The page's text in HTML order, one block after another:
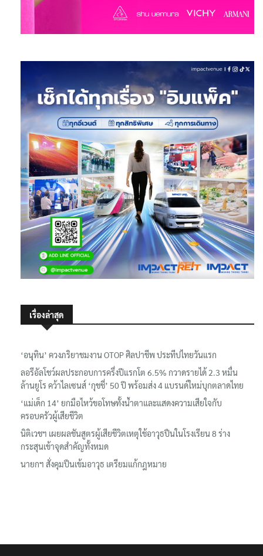
เรื่องล่าสุด
‘อนุทิน’ ควงภริยาชมงาน OTOP ศิลปาชีพ ประทีปไทยวันแรก
ลอรีอัลโชว์ผลประกอบการครึ่งปีแรกโต 6.5% กวาดรายได้ 2.3 หมื่น
ล้านยูโร คว้าไลเซนส์ ‘กุชชี่’ 50 ปี พร้อมส่ง 4 แบรนด์ใหม่บุกตลาดไทย
‘แม่เด็ก 14’ ยกมือไหว้ขอโทษทั้งน้ำตาและแสดงความเสียใจกับ
ครอบครัวผู้เสียชีวิต
นิติเวชฯ เผยผลชันสูตรผู้เสียชีวิตเหตุใช้อาวุธปืนในโรงเรียน 8 ร่าง
กระสุนเข้าจุดสำคัญทั้งหมด
นายกฯ สั่งคุมปืนเข้มอาวุธ เตรียมแก้กฎหมาย